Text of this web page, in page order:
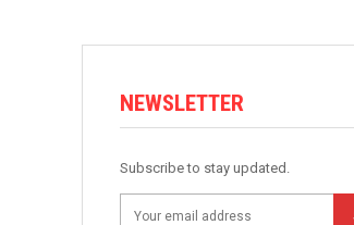
NEWSLETTER
Subscribe to stay updated.